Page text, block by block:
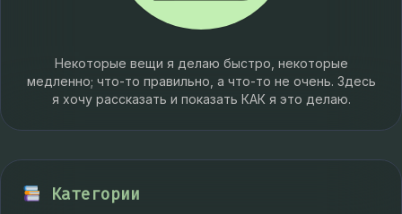
Некоторые вещи я делаю быстро, некоторые
медленно; что-то правильно, а что-то не очень. Здесь
я хочу рассказать и показать КАК я это делаю.
Категории